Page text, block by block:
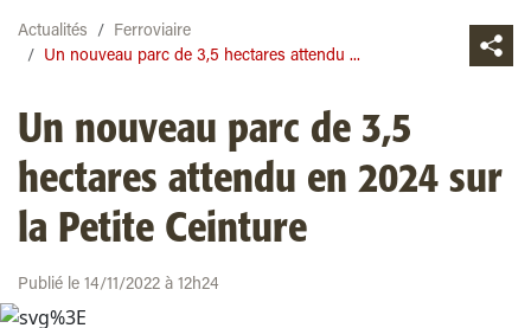
Actualités
Ferroviaire
Un nouveau parc de 3,5 hectares attendu ...
Un nouveau parc de 3,5
hectares attendu en 2024 sur
la Petite Ceinture
Publié le 14/11/2022 à 12h24